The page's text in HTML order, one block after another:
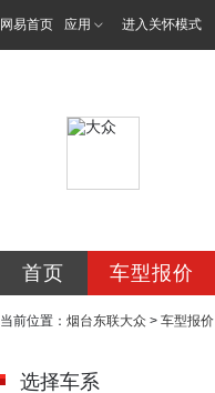
网易首页 应用 进入关怀模式
首页 车型报价
当前位置： 烟台东联大众 > 车型报价
选择车系